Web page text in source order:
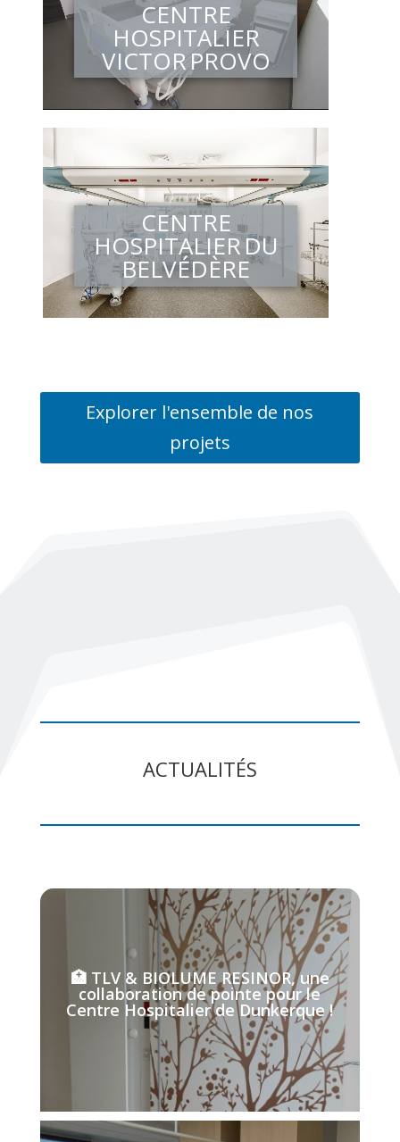
CENTRE
HOSPITALIER
VICTOR PROVO
CENTRE
HOSPITALIER DU
BELVÉDÈRE
Explorer l'ensemble de nos
projets
ACTUALITÉS
🏥 TLV & BIOLUME RESINOR, une
collaboration de pointe pour le
Centre Hospitalier de Dunkerque !